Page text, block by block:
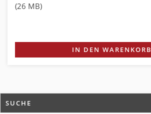
(26 MB)
IN DEN WARENKORB
SUCHE